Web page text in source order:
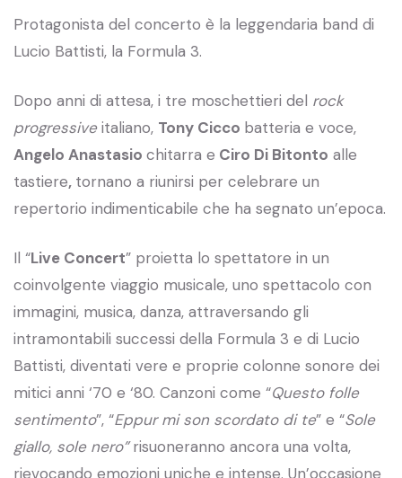
Protagonista del concerto è la leggendaria band di
Lucio Battisti, la Formula 3.
Dopo anni di attesa, i tre moschettieri del rock
progressiveitaliano, Tony Cicco batteria e voce,
Angelo Anastasio chitarra e Ciro Di Bitonto alle
tastiere, tornano a riunirsi per celebrare un
repertorio indimenticabile che ha segnato un’epoca.
Il “Live Concert” proietta lo spettatore in un
coinvolgente viaggio musicale, uno spettacolo con
immagini, musica, danza, attraversando gli
intramontabili successi della Formula 3 e di Lucio
Battisti, diventati vere e proprie colonne sonore dei
mitici anni ‘70 e ‘80. Canzoni come “Questo folle
sentimento”, “Eppur mi son scordato di te” e “Sole
giallo, sole nero”risuoneranno ancora una volta,
rievocando emozioni uniche e intense. Un’occasione